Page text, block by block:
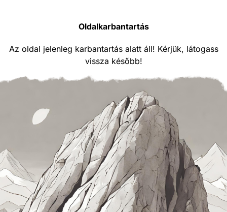
Oldalkarbantartás
Az oldal jelenleg karbantartás alatt áll! Kérjük, látogass
vissza később!